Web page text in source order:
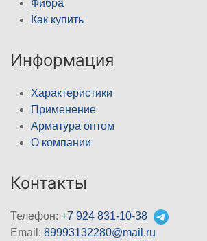
Фибра
Как купить
Информация
Характеристики
Применение
Арматура оптом
О компании
Контакты
Телефон: +7 924 831-10-38
Email: 89993132280@mail.ru